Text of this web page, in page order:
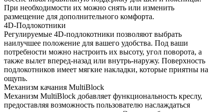
При необходимости их можно снять или изменить
размещение для дополнительного комфорта.
4D-Подлокотники
Регулируемые 4D-подлокотники позволяют выбрать
наилучшее положение для вашего удобства. Под ваши
потребности можно настроить их высоту, угол поворота, а
также вылет вперед-назад или внутрь-наружу. Поверхность
подлокотников имеет мягкие накладки, которые приятны на
ощупь.
Механизм качания MultiBlock
Механизм MultiBlock добавляет функциональность креслу,
предоставляя возможность пользователю наслаждаться